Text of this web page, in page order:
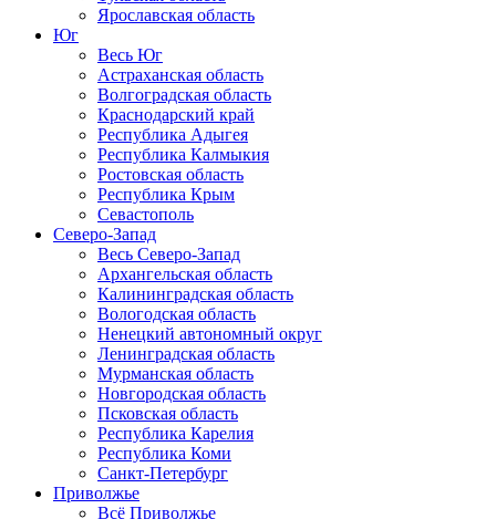
Ярославская область
Юг
Весь Юг
Астраханская область
Волгоградская область
Краснодарский край
Республика Адыгея
Республика Калмыкия
Ростовская область
Республика Крым
Севастополь
Северо-Запад
Весь Северо-Запад
Архангельская область
Калининградская область
Вологодская область
Ненецкий автономный округ
Ленинградская область
Мурманская область
Новгородская область
Псковская область
Республика Карелия
Республика Коми
Санкт-Петербург
Приволжье
Всё Приволжье